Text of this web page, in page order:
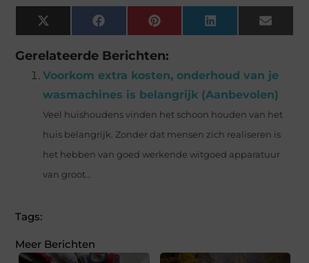
X
(Twitter)
Facebook Pinterest LinkedIn Email
Gerelateerde Berichten:
Voorkom extra kosten, onderhoud van je
wasmachines is belangrijk (Aanbevolen)
Veel huishoudens vinden het schoon houden van het
huis belangrijk. Zonder dat mensen zich realiseren is
het hebben van goed werkende witgoed apparatuur
van groot...
Tags:
Meer Berichten